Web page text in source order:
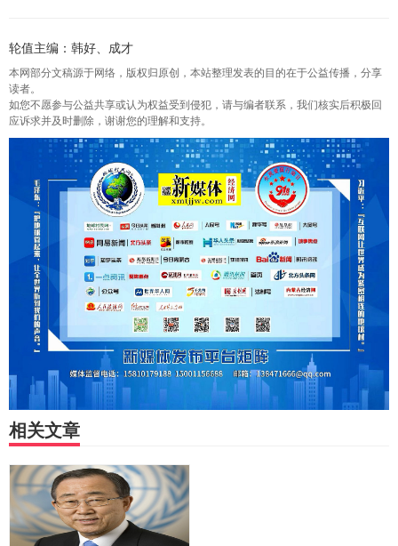
轮值主编：韩好、成才
本网部分文稿源于网络，版权归原创，本站整理发表的目的在于公益传播，分享
读者。
如您不愿参与公益共享或认为权益受到侵犯，请与编者联系，我们核实后积极回
应诉求并及时删除，谢谢您的理解和支持。
相关文章